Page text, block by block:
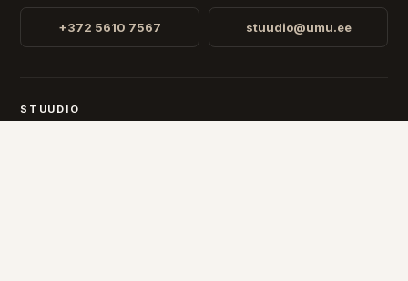
+372 5610 7567 stuudio@umu.ee
STUUDIO